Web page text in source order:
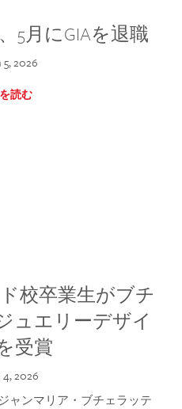
5月にGIAを退職
5, 2026
読む
校卒業生がブチ
ュエリーデザイ
受賞
2026
ャンマリア・ブチェラッテ